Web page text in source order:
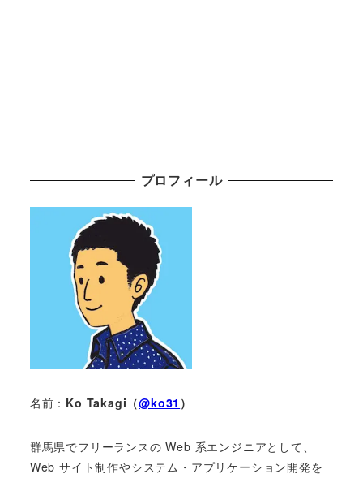
プロフィール
名前： Ko Takagi（@ko31 ）
群馬県でフリーランスの Web 系エンジニアとして、
Web サイト制作やシステム・アプリケーション開発を